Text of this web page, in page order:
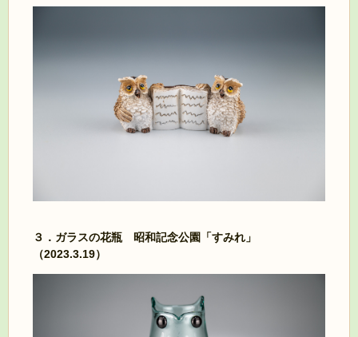
３．ガラスの花瓶 昭和記念公園「すみれ」
（2023.3.19）